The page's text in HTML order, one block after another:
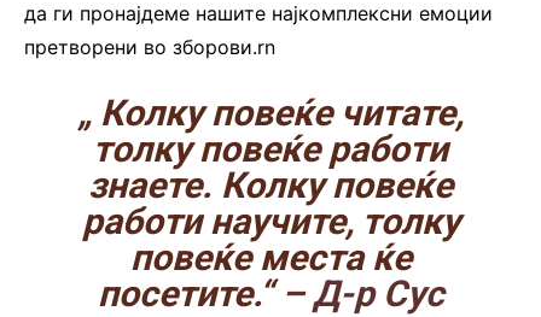
да ги пронајдеме нашите најкомплексни емоции
претворени во зборови.rn
„ Колку повеќе читате,
толку повеќе работи
знаете. Колку повеќе
работи научите, толку
повеќе места ќе
посетите.“– Д-р Сус